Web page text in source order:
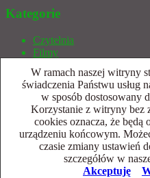
Kategorie
Czytelnia
Filmy
Gry Wideo
Indycza Armata
Inne
Publicystyka
Retro
Sprzęt
Dumnie wspierane przez
W ramach naszej witryny
świadczenia Państwu usług
w sposób dostosowany
Korzystanie z witryny bez
cookies oznacza, że będą
urządzeniu końcowym.
czasie zmiany ustawień
szczegółów w
Akceptuję